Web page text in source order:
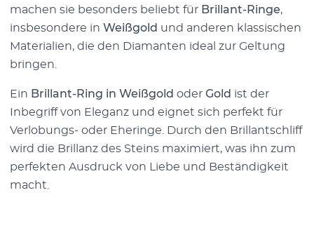
machen sie besonders beliebt für Brillant-Ringe,
insbesondere in Weißgold und anderen klassischen
Materialien, die den Diamanten ideal zur Geltung
bringen.
Ein Brillant-Ring in Weißgold oder Gold ist der
Inbegriff von Eleganz und eignet sich perfekt für
Verlobungs- oder Eheringe. Durch den Brillantschliff
wird die Brillanz des Steins maximiert, was ihn zum
perfekten Ausdruck von Liebe und Beständigkeit
macht.